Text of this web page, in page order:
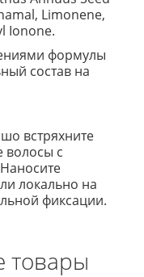
Limonene,
Ionone.
формулы
состав на
встряхните
волосы с
локально на
фиксации.
товары